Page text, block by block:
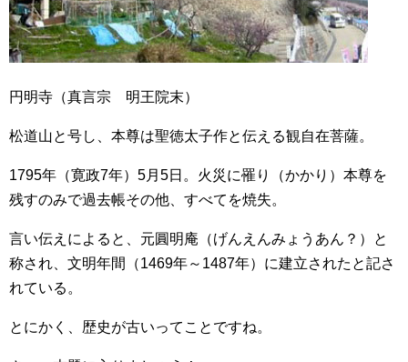
円明寺（真言宗 明王院末）
松道山と号し、本尊は聖徳太子作と伝える観自在菩薩。
1795年（寛政7年）5月5日。火災に罹り（かかり）本尊を
残すのみで過去帳その他、すべてを焼失。
言い伝えによると、元圓明庵（げんえんみょうあん？）と
称され、文明年間（1469年～1487年）に建立されたと記さ
れている。
とにかく、歴史が古いってことですね。